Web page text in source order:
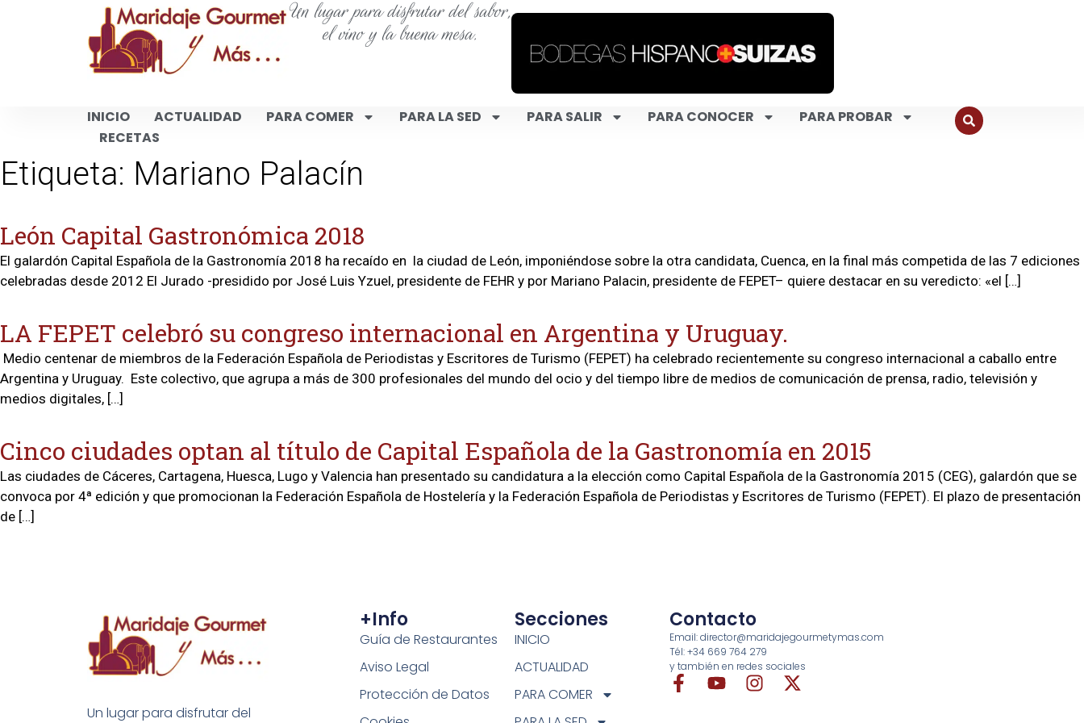
Un lugar para disfrutar del sabor,
el vino y la buena mesa.
INICIO ACTUALIDAD PARA COMER PARA LA SED PARA SALIR PARA CONOCER
PARA PROBAR
RECETAS
Etiqueta: Mariano Palacín
León Capital Gastronómica 2018
El galardón Capital Española de la Gastronomía 2018 ha recaído en la ciudad de León, imponiéndose sobre la otra candidata, Cuenca, en la final más competida de las 7 ediciones
celebradas desde 2012 El Jurado -presidido por José Luis Yzuel, presidente de FEHR y por Mariano Palacin, presidente de FEPET– quiere destacar en su veredicto: «el […]
LA FEPET celebró su congreso internacional en Argentina y Uruguay.
Medio centenar de miembros de la Federación Española de Periodistas y Escritores de Turismo (FEPET) ha celebrado recientemente su congreso internacional a caballo entre
Argentina y Uruguay. Este colectivo, que agrupa a más de 300 profesionales del mundo del ocio y del tiempo libre de medios de comunicación de prensa, radio, televisión y
medios digitales, […]
Cinco ciudades optan al título de Capital Española de la Gastronomía en 2015
Las ciudades de Cáceres, Cartagena, Huesca, Lugo y Valencia han presentado su candidatura a la elección como Capital Española de la Gastronomía 2015 (CEG), galardón que se
convoca por 4ª edición y que promocionan la Federación Española de Hostelería y la Federación Española de Periodistas y Escritores de Turismo (FEPET). El plazo de presentación
de […]
Un lugar para disfrutar del
+info
Guía de Restaurantes
Aviso Legal
Protección de Datos
Secciones
INICIO
ACTUALIDAD
PARA COMER
Contacto
Email: director@maridajegourmetymas.com
Tél: +34 669 764 279
y también en redes sociales